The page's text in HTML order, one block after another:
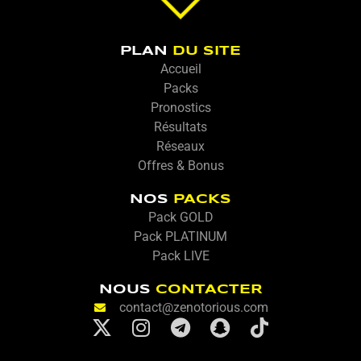
PLAN DU SITE
Accueil
Packs
Pronostics
Résultats
Réseaux
Offres & Bonus
NOS PACKS
Pack GOLD
Pack PLATINUM
Pack LIVE
NOUS CONTACTER
contact@zenotorious.com
X
I
T
S
T